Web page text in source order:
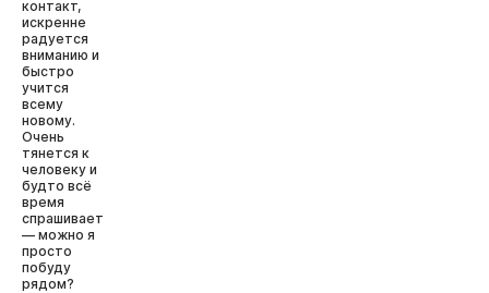
контакт,
искренне
радуется
вниманию и
быстро
учится
всему
новому.
Очень
тянется к
человеку и
будто всё
время
спрашивает
— можно я
просто
побуду
рядом?